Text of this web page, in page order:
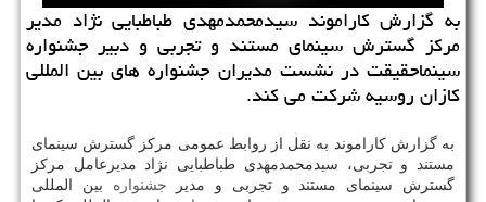
به گزارش كاراموند سیدمحمدمهدی طباطبایی نژاد مدیر
مركز گسترش سینمای مستند و تجربی و دبیر جشنواره
سینماحقیقت در نشست مدیران جشنواره های بین المللی
كازان روسیه شركت می كند.
به گزارش كاراموند به نقل از روابط عمومی مركز گسترش سینمای
مستند و تجربی، سیدمحمدمهدی طباطبایی نژاد مدیرعامل مركز
گسترش سینمای مستند و تجربی و مدیر جشنواره بین المللی